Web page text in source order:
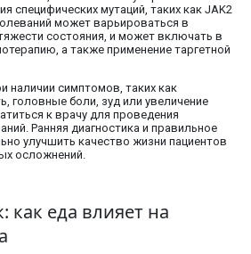
специфических мутаций, таких как JAK2
может варьироваться в
состояния, и может включать в
а также применение таргетной
наличии симптомов, таких как
головные боли, зуд или увеличение
к врачу для проведения
Ранняя диагностика и правильное
улучшить качество жизни пациентов
осложнений.
как еда влияет на